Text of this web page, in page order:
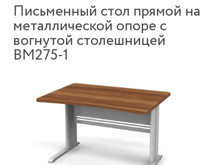
Письменный стол прямой на
металлической опоре с
вогнутой столешницей
ВМ275-1